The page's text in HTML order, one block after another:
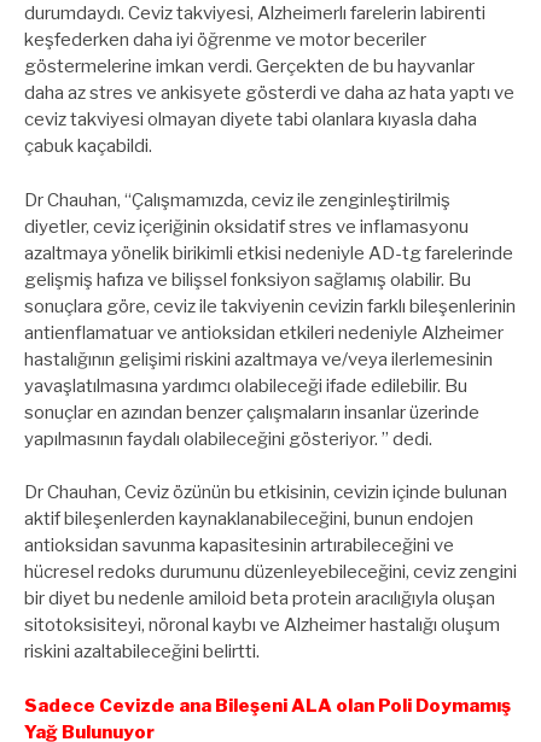
durumdaydı. Ceviz takviyesi, Alzheimerlı farelerin labirenti
keşfederken daha iyi öğrenme ve motor beceriler
göstermelerine imkan verdi. Gerçekten de bu hayvanlar
daha az stres ve ankisyete gösterdi ve daha az hata yaptı ve
ceviz takviyesi olmayan diyete tabi olanlara kıyasla daha
çabuk kaçabildi.
Dr Chauhan, “Çalışmamızda, ceviz ile zenginleştirilmiş
diyetler, ceviz içeriğinin oksidatif stres ve inflamasyonu
azaltmaya yönelik birikimli etkisi nedeniyle AD-tg farelerinde
gelişmiş hafıza ve bilişsel fonksiyon sağlamış olabilir. Bu
sonuçlara göre, ceviz ile takviyenin cevizin farklı bileşenlerinin
antienflamatuar ve antioksidan etkileri nedeniyle Alzheimer
hastalığının gelişimi riskini azaltmaya ve/veya ilerlemesinin
yavaşlatılmasına yardımcı olabileceği ifade edilebilir. Bu
sonuçlar en azından benzer çalışmaların insanlar üzerinde
yapılmasının faydalı olabileceğini gösteriyor. ” dedi.
Dr Chauhan, Ceviz özünün bu etkisinin, cevizin içinde bulunan
aktif bileşenlerden kaynaklanabileceğini, bunun endojen
antioksidan savunma kapasitesinin artırabileceğini ve
hücresel redoks durumunu düzenleyebileceğini, ceviz zengini
bir diyet bu nedenle amiloid beta protein aracılığıyla oluşan
sitotoksisiteyi, nöronal kaybı ve Alzheimer hastalığı oluşum
riskini azaltabileceğini belirtti.
Sadece Cevizde ana Bileşeni ALA olan Poli Doymamış
Yağ Bulunuyor